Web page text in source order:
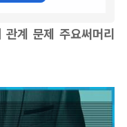
관계 문제 주요써머리